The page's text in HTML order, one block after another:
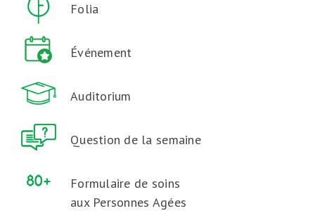
Folia
Événement
Auditorium
Question de la semaine
Formulaire de soins
aux Personnes Agées